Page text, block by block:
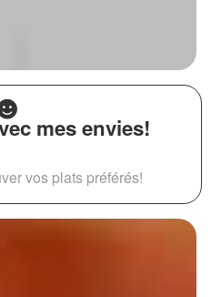
mes envies!
vos plats préférés!